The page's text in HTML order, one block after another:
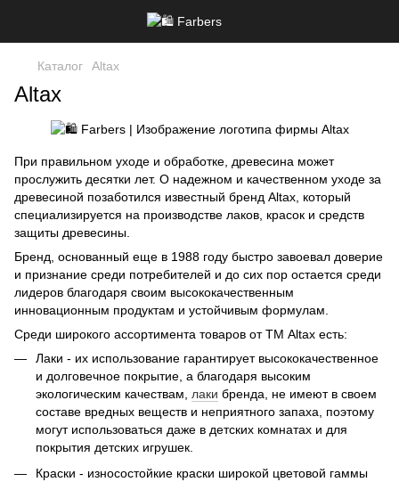
Каталог Altax
Altax
При правильном уходе и обработке, древесина может
прослужить десятки лет. О надежном и качественном уходе за
древесиной позаботился известный бренд Altax, который
специализируется на производстве лаков, красок и средств
защиты древесины.
Бренд, основанный еще в 1988 году быстро завоевал доверие
и признание среди потребителей и до сих пор остается среди
лидеров благодаря своим высококачественным
инновационным продуктам и устойчивым формулам.
Среди широкого ассортимента товаров от ТМ Altax есть:
Лаки - их использование гарантирует высококачественное
и долговечное покрытие, а благодаря высоким
экологическим качествам, лаки бренда, не имеют в своем
составе вредных веществ и неприятного запаха, поэтому
могут использоваться даже в детских комнатах и для
покрытия детских игрушек.
Краски - износостойкие краски широкой цветовой гаммы